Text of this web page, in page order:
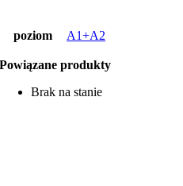
poziom A1+A2
Powiązane produkty
Brak na stanie